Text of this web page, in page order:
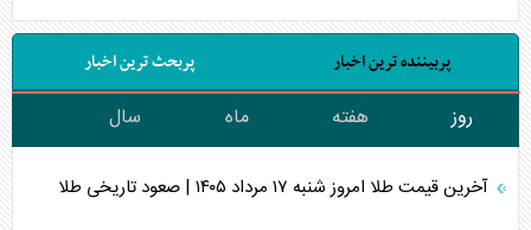
پربیننده ترین اخبار پربحث ترین اخبار
روز هفته ماه سال
آخرین قیمت طلا امروز شنبه ۱۷ مرداد ۱۴۰۵ | صعود تاریخی طلا